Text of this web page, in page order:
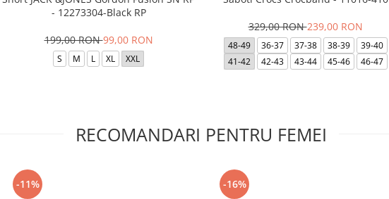
- 12273304-Black RP
199,00 RON99,00 RON
S M L XL XXL
329,00 RON239,00 RON
48-49 36-37 37-38 38-39
39-40
41-42
42-43 43-44 45-46 46-47
RECOMANDARI PENTRU FEMEI
-11% -16%